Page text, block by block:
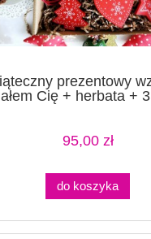
prezentowy
Cię + herbata +
95,00 zł
do koszyka